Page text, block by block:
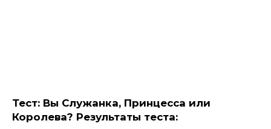
Тест: Вы Служанка, Принцесса или
Королева? Результаты теста: